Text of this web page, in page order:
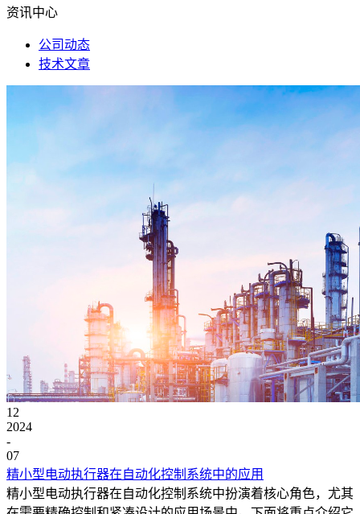
资讯中心
公司动态
技术文章
12
2024
-
07
精小型电动执行器在自动化控制系统中的应用
精小型电动执行器在自动化控制系统中扮演着核心角色，尤其